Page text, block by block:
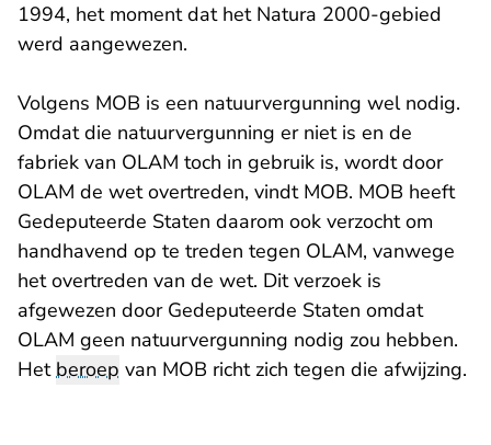
1994, het moment dat het Natura 2000-gebied
werd aangewezen.
Volgens MOB is een natuurvergunning wel nodig.
Omdat die natuurvergunning er niet is en de
fabriek van OLAM toch in gebruik is, wordt door
OLAM de wet overtreden, vindt MOB. MOB heeft
Gedeputeerde Staten daarom ook verzocht om
handhavend op te treden tegen OLAM, vanwege
het overtreden van de wet. Dit verzoek is
afgewezen door Gedeputeerde Staten omdat
OLAM geen natuurvergunning nodig zou hebben.
Hetberoep van MOB richt zich tegen die afwijzing.